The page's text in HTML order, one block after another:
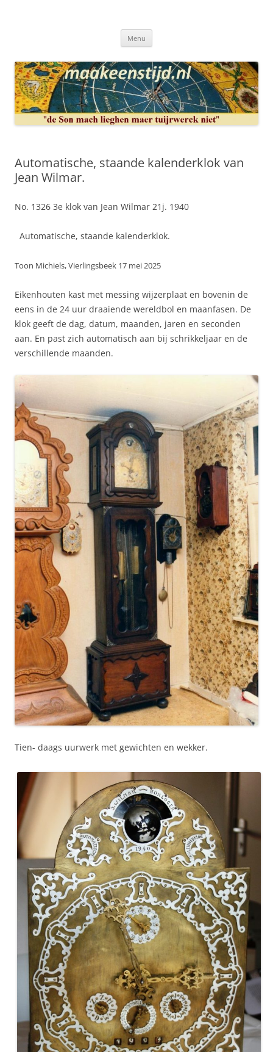
uurwerkmaker, te bewerkstellen.
Menu
Automatische, staande kalenderklok van
Jean Wilmar.
No. 1326 3e klok van Jean Wilmar 21j. 1940
Automatische, staande kalenderklok.
Toon Michiels, Vierlingsbeek 17 mei 2025
Eikenhouten kast met messing wijzerplaat en bovenin de
eens in de 24 uur draaiende wereldbol en maanfasen. De
klok geeft de dag, datum, maanden, jaren en seconden
aan. En past zich automatisch aan bij schrikkeljaar en de
verschillende maanden.
Tien- daags uurwerk met gewichten en wekker.